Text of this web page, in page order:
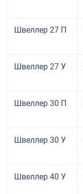
Швеллер 27 П
Швеллер 27 У
Швеллер 30 П
Швеллер 30 У
Швеллер 40 У